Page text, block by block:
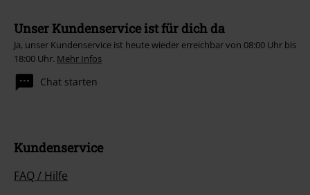
Unser Kundenservice ist für dich da
Ja, unser Kundenservice ist heute wieder erreichbar von 08:00 Uhr bis
18:00 Uhr. Mehr Infos
Chat starten
Kundenservice
FAQ / Hilfe